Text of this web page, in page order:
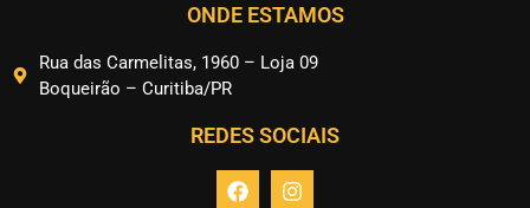
ONDE ESTAMOS
Rua das Carmelitas, 1960 – Loja 09
Boqueirão – Curitiba/PR
REDES SOCIAIS